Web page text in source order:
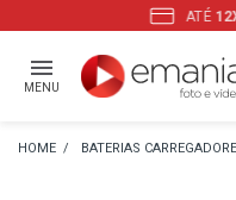
ATÉ 12XE
MENU
BATERIAS